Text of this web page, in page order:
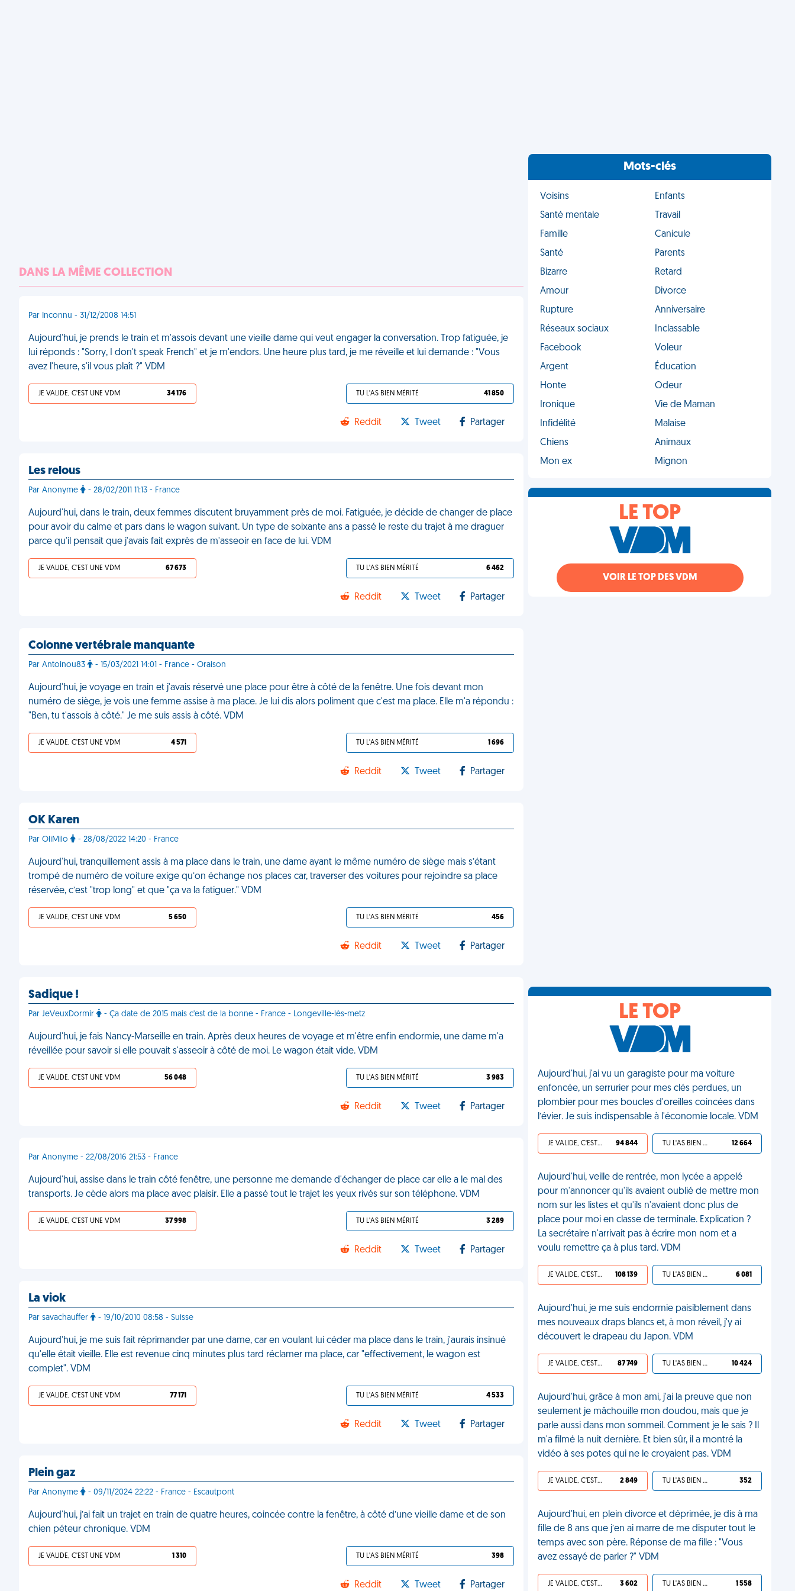
DANS LA MÊME COLLECTION
Par Inconnu - 31/12/2008 14:51
Aujourd'hui, je prends le train et m'assois devant une vieille dame qui veut engager la conversation. Trop fatiguée, je
lui réponds : "Sorry, I don't speak French" et je m'endors. Une heure plus tard, je me réveille et lui demande : "Vous
avez l'heure, s'il vous plaît ?" VDM
JE VALIDE, C'EST UNE VDM 34 176 TU L'AS BIEN MÉRITÉ 41 850
Reddit Tweet Partager
Les relous
Par Anonyme - 28/02/2011 11:13 - France
Aujourd'hui, dans le train, deux femmes discutent bruyamment près de moi. Fatiguée, je décide de changer de place
pour avoir du calme et pars dans le wagon suivant. Un type de soixante ans a passé le reste du trajet à me draguer
parce qu'il pensait que j'avais fait exprès de m'asseoir en face de lui. VDM
JE VALIDE, C'EST UNE VDM 67 673 TU L'AS BIEN MÉRITÉ 6 462
Reddit Tweet Partager
Colonne vertébrale manquante
Par Antoinou83 - 15/03/2021 14:01 - France - Oraison
Aujourd'hui, je voyage en train et j'avais réservé une place pour être à côté de la fenêtre. Une fois devant mon
numéro de siège, je vois une femme assise à ma place. Je lui dis alors poliment que c'est ma place. Elle m'a répondu :
"Ben, tu t'assois à côté." Je me suis assis à côté. VDM
JE VALIDE, C'EST UNE VDM 4 571 TU L'AS BIEN MÉRITÉ 1 696
Reddit Tweet Partager
OK Karen
Par OliMilo - 28/08/2022 14:20 - France
Aujourd'hui, tranquillement assis à ma place dans le train, une dame ayant le même numéro de siège mais s’étant
trompé de numéro de voiture exige qu’on échange nos places car, traverser des voitures pour rejoindre sa place
réservée, c’est "trop long" et que "ça va la fatiguer." VDM
JE VALIDE, C'EST UNE VDM 5 650 TU L'AS BIEN MÉRITÉ 456
Reddit Tweet Partager
Sadique !
Par JeVeuxDormir - Ça date de 2015 mais c'est de la bonne - France - Longeville-lès-metz
Aujourd'hui, je fais Nancy-Marseille en train. Après deux heures de voyage et m'être enfin endormie, une dame m'a
réveillée pour savoir si elle pouvait s'asseoir à côté de moi. Le wagon était vide. VDM
JE VALIDE, C'EST UNE VDM 56 048 TU L'AS BIEN MÉRITÉ 3 983
Reddit Tweet Partager
Par Anonyme - 22/08/2016 21:53 - France
Aujourd'hui, assise dans le train côté fenêtre, une personne me demande d'échanger de place car elle a le mal des
transports. Je cède alors ma place avec plaisir. Elle a passé tout le trajet les yeux rivés sur son téléphone. VDM
JE VALIDE, C'EST UNE VDM 37 998 TU L'AS BIEN MÉRITÉ 3 289
Reddit Tweet Partager
La viok
Par savachauffer - 19/10/2010 08:58 - Suisse
Aujourd'hui, je me suis fait réprimander par une dame, car en voulant lui céder ma place dans le train, j'aurais insinué
qu'elle était vieille. Elle est revenue cinq minutes plus tard réclamer ma place, car "effectivement, le wagon est
complet". VDM
JE VALIDE, C'EST UNE VDM 77 171 TU L'AS BIEN MÉRITÉ 4 533
Reddit Tweet Partager
Plein gaz
Par Anonyme - 09/11/2024 22:22 - France - Escautpont
Aujourd'hui, j’ai fait un trajet en train de quatre heures, coincée contre la fenêtre, à côté d’une vieille dame et de son
chien péteur chronique. VDM
JE VALIDE, C'EST UNE VDM 1 310 TU L'AS BIEN MÉRITÉ 398
Reddit Tweet Partager
Mots-clés
Voisins
Enfants
Santé mentale
Travail
Famille
Canicule
Santé
Parents
Bizarre
Retard
Amour
Divorce
Rupture
Anniversaire
Réseaux sociaux
Inclassable
Facebook
Voleur
Argent
Éducation
Honte
Odeur
Ironique
Vie de Maman
Infidélité
Malaise
Chiens
Animaux
Mon ex
Mignon
LE TOP
VOIR LE TOP DES VDM
LE TOP
Aujourd'hui, j'ai vu un garagiste pour ma voiture
enfoncée, un serrurier pour mes clés perdues, un
plombier pour mes boucles d'oreilles coincées dans
l’évier. Je suis indispensable à l'économie locale. VDM
JE VALIDE, C'EST UNE VDM 94 844 TU L'AS BIEN MÉRITÉ 12 664
Aujourd'hui, veille de rentrée, mon lycée a appelé
pour m'annoncer qu'ils avaient oublié de mettre mon
nom sur les listes et qu'ils n'avaient donc plus de
place pour moi en classe de terminale. Explication ?
La secrétaire n'arrivait pas à écrire mon nom et a
voulu remettre ça à plus tard. VDM
JE VALIDE, C'EST UNE VDM 108 139 TU L'AS BIEN MÉRITÉ 6 081
Aujourd'hui, je me suis endormie paisiblement dans
mes nouveaux draps blancs et, à mon réveil, j'y ai
découvert le drapeau du Japon. VDM
JE VALIDE, C'EST UNE VDM 87 749 TU L'AS BIEN MÉRITÉ 10 424
Aujourd'hui, grâce à mon ami, j'ai la preuve que non
seulement je mâchouille mon doudou, mais que je
parle aussi dans mon sommeil. Comment je le sais ? Il
m'a filmé la nuit dernière. Et bien sûr, il a montré la
vidéo à ses potes qui ne le croyaient pas. VDM
JE VALIDE, C'EST UNE VDM 2 849 TU L'AS BIEN MÉRITÉ 352
Aujourd'hui, en plein divorce et déprimée, je dis à ma
fille de 8 ans que j’en ai marre de me disputer tout le
temps avec son père. Réponse de ma fille : "Vous
avez essayé de parler ?" VDM
JE VALIDE, C'EST UNE VDM 3 602 TU L'AS BIEN MÉRITÉ 1 558